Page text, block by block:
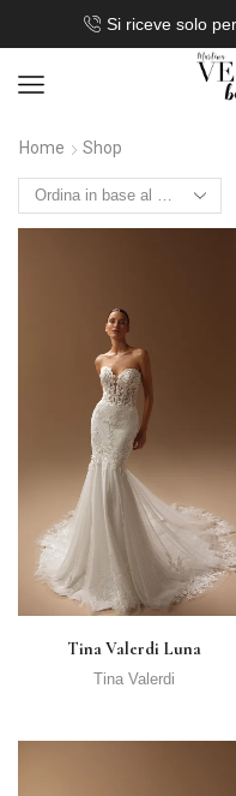
Si riceve solo
Home Shop
Tina Valerdi Luna
Tina Valerdi